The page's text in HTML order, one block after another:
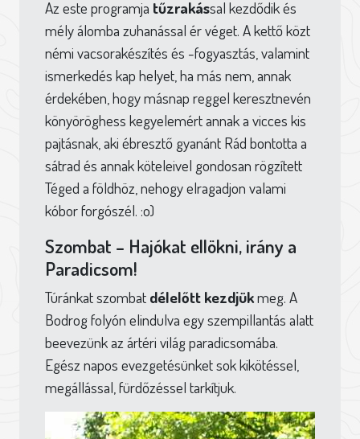
Az este programja tűzrakással kezdődik és
mély álomba zuhanással ér véget. A kettő közt
némi vacsorakészítés és -fogyasztás, valamint
ismerkedés kap helyet, ha más nem, annak
érdekében, hogy másnap reggel keresztnevén
könyöröghess kegyelemért annak a vicces kis
pajtásnak, aki ébresztő gyanánt Rád bontotta a
sátrad és annak köteleivel gondosan rögzített
Téged a földhöz, nehogy elragadjon valami
kóbor forgószél. :o)
Szombat – Hajókat ellökni, irány a
Paradicsom!
Túránkat szombat délelőtt kezdjükmeg. A
Bodrog folyón elindulva egy szempillantás alatt
beevezünk az ártéri világ paradicsomába.
Egész napos evezgetésünket sok kikötéssel,
megállással, fürdőzéssel tarkítjuk.